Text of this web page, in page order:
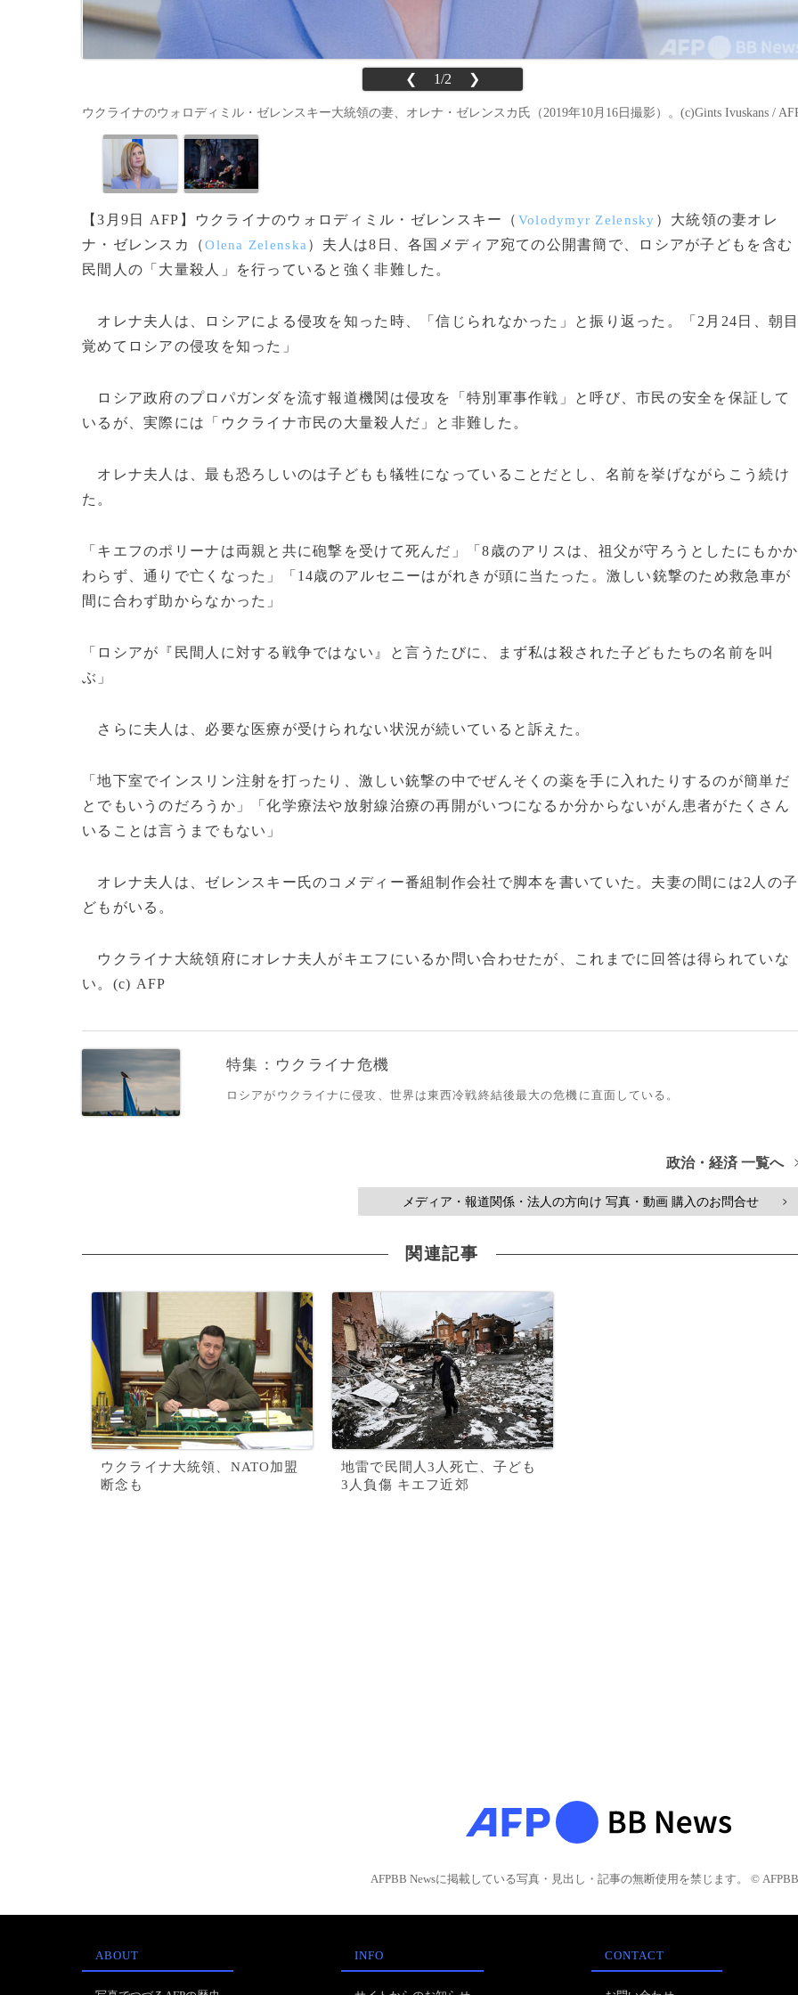
❮ 1/2 ❯
ウクライナのウォロディミル・ゼレンスキー大統領の妻、オレナ・ゼレンスカ氏（2019年10月16日撮影）。(c)Gints Ivuskans /
【3月9日 AFP】ウクライナのウォロディミル・ゼレンスキー（ Volodymyr Zelensky ）大統領の妻オレ
ナ・ゼレンスカ（Olena Zelenska ）夫人は8日、各国メディア宛ての公開書簡で、ロシアが子どもを含む
民間人の「大量殺人」を行っていると強く非難した。
オレナ夫人は、ロシアによる侵攻を知った時、「信じられなかった」と振り返った。「2月24日、朝
覚めてロシアの侵攻を知った」
ロシア政府のプロパガンダを流す報道機関は侵攻を「特別軍事作戦」と呼び、市民の安全を保証して
いるが、実際には「ウクライナ市民の大量殺人だ」と非難した。
オレナ夫人は、最も恐ろしいのは子どもも犠牲になっていることだとし、名前を挙げながらこう続け
た。
「キエフのポリーナは両親と共に砲撃を受けて死んだ」「8歳のアリスは、祖父が守ろうとしたにもかか
わらず、通りで亡くなった」「14歳のアルセニーはがれきが頭に当たった。激しい銃撃のため救急車が
間に合わず助からなかった」
「ロシアが『民間人に対する戦争ではない』と言うたびに、まず私は殺された子どもたちの名前を叫
ぶ」
さらに夫人は、必要な医療が受けられない状況が続いていると訴えた。
「地下室でインスリン注射を打ったり、激しい銃撃の中でぜんそくの薬を手に入れたりするのが簡単だ
とでもいうのだろうか」「化学療法や放射線治療の再開がいつになるか分からないがん患者がたくさん
いることは言うまでもない」
オレナ夫人は、ゼレンスキー氏のコメディー番組制作会社で脚本を書いていた。夫妻の間には2人の子
どもがいる。
ウクライナ大統領府にオレナ夫人がキエフにいるか問い合わせたが、これまでに回答は得られていな
い。(c) AFP
特集：ウクライナ危機
ロシアがウクライナに侵攻、世界は東西冷戦終結後最大の危機に直面している。
政治・経済 一覧へ
メディア・報道関係・法人の方向け 写真・動画 購入のお問合せ >
関連記事
ウクライナ大統領、NATO加盟
断念も
地雷で民間人3人死亡、子ども
3人負傷 キエフ近郊
AFPBB Newsに掲載している写真・見出し・記事の無断使用を禁じます。 © AFPBB
ABOUT INFO CONTACT